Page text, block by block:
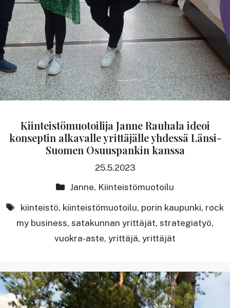
Kiinteistömuotoilija Janne Rauhala ideoi
konseptin alkavalle yrittäjälle yhdessä Länsi-
Suomen Osuuspankin kanssa
25.5.2023
Kategoriat
Janne, Kiinteistömuotoilu
avainsanat
kiinteistö, kiinteistömuotoilu, porin kaupunki, rock
my business, satakunnan yrittäjät, strategiatyö,
vuokra-aste, yrittäjä, yrittäjät